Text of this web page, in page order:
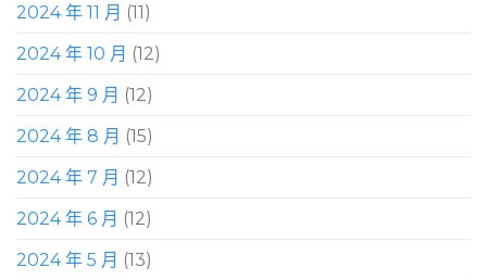
2024 年 11 月 (11)
2024 年 10 月 (12)
2024 年 9 月 (12)
2024 年 8 月 (15)
2024 年 7 月 (12)
2024 年 6 月 (12)
2024 年 5 月 (13)